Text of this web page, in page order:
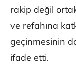
rakip değil
ve refahına
geçinmesinin
ifade etti.